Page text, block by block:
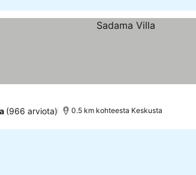
(966 arviota) 0.5 km kohteesta Keskusta